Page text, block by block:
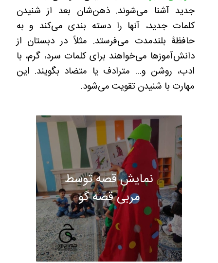
جدید آشنا می‌شوند. ذهن‌شان بعد از شنیدن
کلمات جدید، آنها را دسته بندی می‌کند و به
حافظۀ بلندمدت می‌فرستد. مثلاً در دبستان از
دانش‌آموزها می‌خواهند برای کلمات سرد، گرم، با
ادب، روشن و… مترادف یا متضاد بگویند. این
مهارت با شنیدن تقویت می‌شود.
نمایش قصه توسط
مربی قصه گو